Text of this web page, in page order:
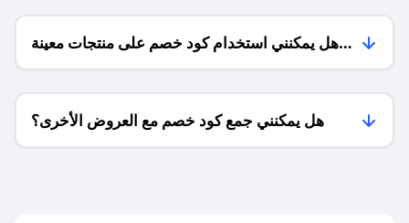
هل يمكنني استخدام كود خصم على منتجات معينة
فقط؟
هل يمكنني جمع كود خصم مع العروض الأخرى؟